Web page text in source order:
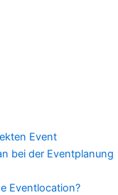
Event
bei der Eventplanung
Eventlocation?